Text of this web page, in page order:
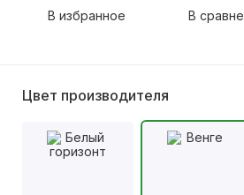
В избранное В
Цвет производителя